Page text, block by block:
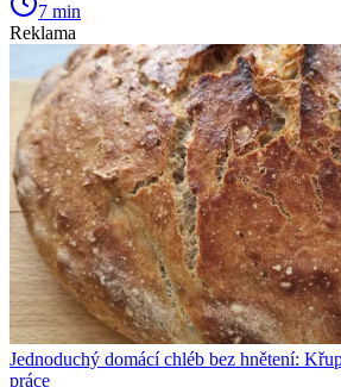
7 min
Reklama
Jednoduchý domácí chléb bez hnětení:
práce